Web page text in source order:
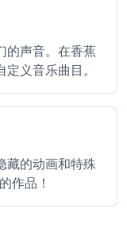
的声音。在香蕉
义音乐曲目。
藏的动画和特殊
作品！